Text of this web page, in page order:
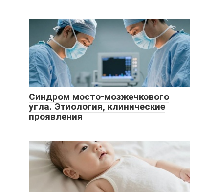
Синдром мосто-мозжечкового
угла. Этиология, клинические
проявления